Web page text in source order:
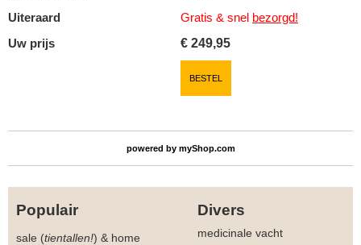
Uiteraard
Gratis & snel bezorgd!
Uw prijs
€ 249,95
BESTEL
powered by myShop.com
Populair Divers
sale (tientallen!) & home medicinale vacht